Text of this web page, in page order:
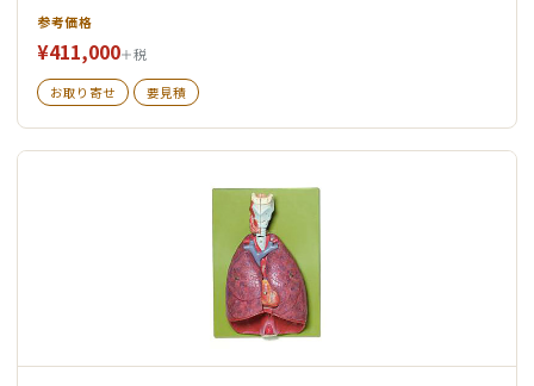
参考価格
¥411,000＋税
お取り寄せ 要見積